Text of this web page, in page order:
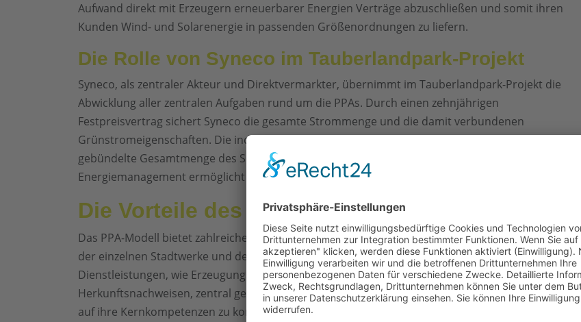
Aufwand direkt mit Erzeugern erneuerbarer Energien Verträge abzuschließen und somit ihren
Kunden Wind- und Solarenergie in passenden Größenordnungen zu liefern.
Die Rolle von Syneco im Tauberlandpark-Projekt
Syneco, als zentraler Akteur und Direktvermarkter, übernimmt im Tauberlandpark-Projekt die
Abwicklung aller zentralen Aufgaben rund um die PPAs. Durch einen zehnjährigen
Festpreisvertrag sichert Syneco die gesamte Strommenge und die damit verbundenen
Grünstromeigenschaften. Die individuellen PPAs mit den beteiligten Stadtwerken spiegeln die
gebündelte Gesamtmenge des Solarparks wider, wodurch ein effizientes und transparentes
Energiemanagement ermöglicht wird.
Die Vorteile des PPA-Modells
Das PPA-Modell bietet zahlreiche Vorteile. Es erlaubt eine flexible Anpassung an die Bedürfnisse
der einzelnen Stadtwerke und deren Kunden. Zudem werden durch Syneco alle relevanten
Dienstleistungen, wie Erzeugungsprognosen, Bilanzkreismanagement und die Übermittlung von
Herkunftsnachweisen, zentral gesteuert. Dies entlastet die Stadtwerke und ermöglicht ihnen, sich
auf ihre Kernkompetenzen zu konzentrieren.